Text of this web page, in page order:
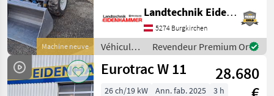
Machine neuve
Schutzdach - extra
Hydraulikkreislauf, auf dem
Joystick bedienbar
(25L/min bei 180 bar) - de
Landtechnik Eidenhammer GmbH
5274 Burgkirchen
Véhicules
agricoles
à moteur /
Revendeur Premium Or
Eurotrac W 11
28.680
26 ch/19 kW Ann. fab. 2025 3 h